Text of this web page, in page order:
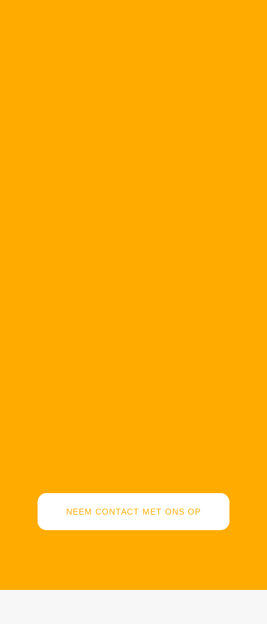
NEEM CONTACT MET ONS OP